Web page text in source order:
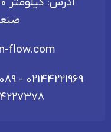
flow.com
02144221969
-